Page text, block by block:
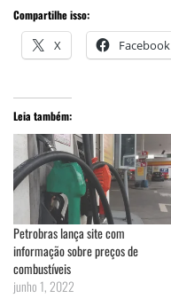
Compartilhe isso:
X Facebook
Leia também:
Petrobras lança site com
informação sobre preços de
combustíveis
junho 1, 2022